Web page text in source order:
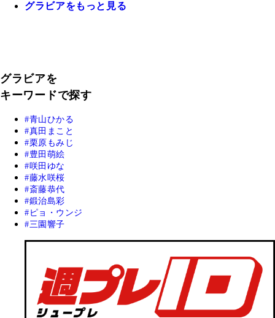
グラビアをもっと見る
グラビアを
キーワードで探す
青山ひかる
真田まこと
栗原もみじ
豊田萌絵
咲田ゆな
藤水咲桜
斎藤恭代
鍛治島彩
ピョ・ウンジ
三園響子